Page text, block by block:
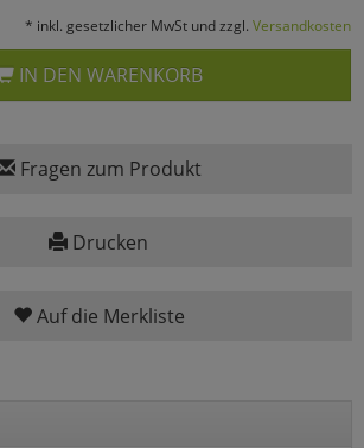
* inkl. gesetzlicher MwSt und zzgl. Versandkosten
IN DEN WARENKORB
Fragen zum Produkt
Drucken
Auf die Merkliste
Cookies
Einstellungen speichern
zurückzu Haupptseite